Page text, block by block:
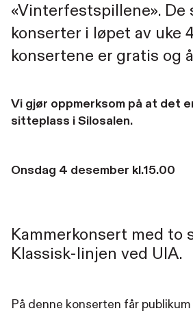
«Vinterfestspillene». De
konserter i løpet av uke
konsertene er gratis og
Vi gjør oppmerksom på at det
sitteplass i Silosalen.
Onsdag 4 desember kl.15.00
Kammerkonsert med to
Klassisk-linjen ved UIA.
På denne konserten får